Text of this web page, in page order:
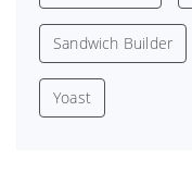
Sandwich Builder
Yoast